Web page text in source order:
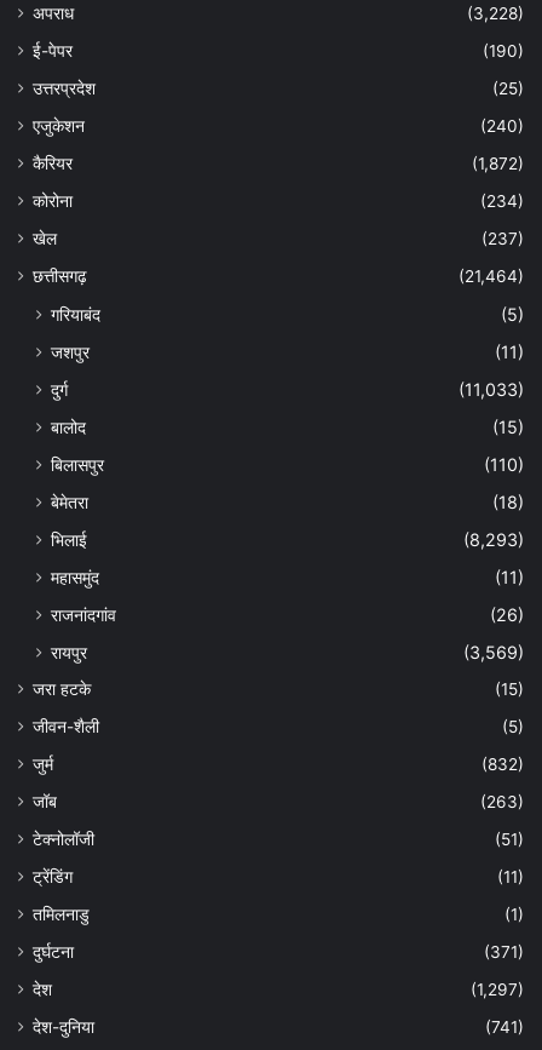
अपराध
(3,228)
ई-पेपर
(190)
उत्तरप्रदेश
(25)
एजुकेशन
(240)
कैरियर
(1,872)
कोरोना
(234)
खेल
(237)
छत्तीसगढ़
(21,464)
गरियाबंद
(5)
जशपुर
(11)
दुर्ग
(11,033)
बालोद
(15)
बिलासपुर
(110)
बेमेतरा
(18)
भिलाई
(8,293)
महासमुंद
(11)
राजनांदगांव
(26)
रायपुर
(3,569)
जरा हटके
(15)
जीवन-शैली
(5)
जुर्म
(832)
जॉब
(263)
टेक्नोलॉजी
(51)
ट्रेंडिंग
(11)
तमिलनाडु
(1)
दुर्घटना
(371)
देश
(1,297)
देश-दुनिया
(741)